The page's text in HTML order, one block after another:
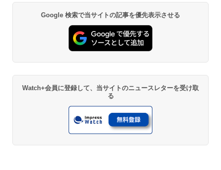
Google 検索で当サイトの記事を優先表示させる
Watch+会員に登録して、当サイトのニュースレターを受け取
る